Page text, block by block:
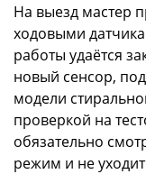
На выезд мастер
ходовыми
работы удаётся
новый сенсор,
модели
проверкой на
обязательно
режим и не